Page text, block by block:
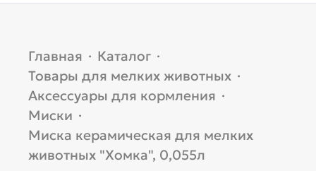
Главная · Каталог ·
Товары для мелких животных ·
Аксессуары для кормления ·
Миски ·
Миска керамическая для мелких
животных "Хомка", 0,055л